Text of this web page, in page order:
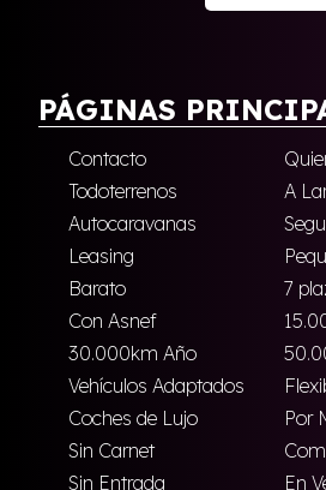
PÁGINAS
Contacto
Todoterrenos
A
Autocaravanas
Leasing
Barato
7
Con Asnef
30.000km Año
Vehículos Adaptados
Coches de Lujo
Por
Sin Carnet
Sin Entrada
En